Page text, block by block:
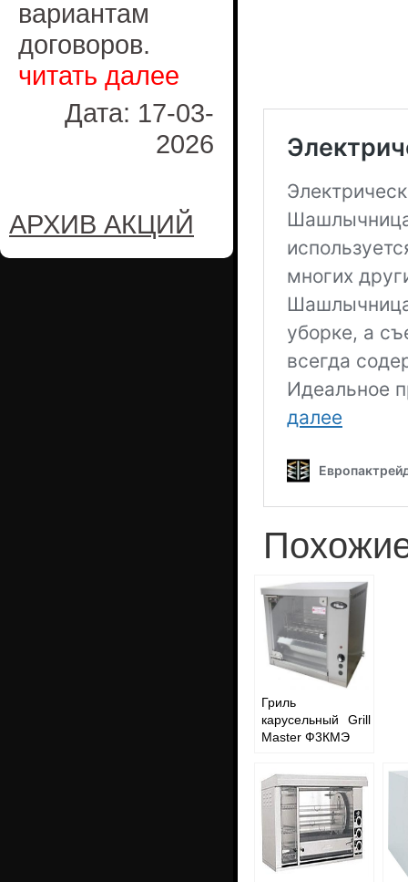
вариантам
договоров.
читать далее
Дата: 17-03-
2026
АРХИВ АКЦИЙ
Гриль
карусельный Grill
Master Ф3КМЭ